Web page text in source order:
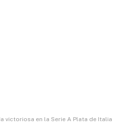
victoriosa en la Serie A Plata de Italia